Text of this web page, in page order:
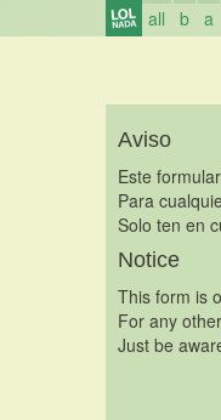
all b a
Aviso
Este
Para
Solo ten en
Notice
This form is
For any
Just be